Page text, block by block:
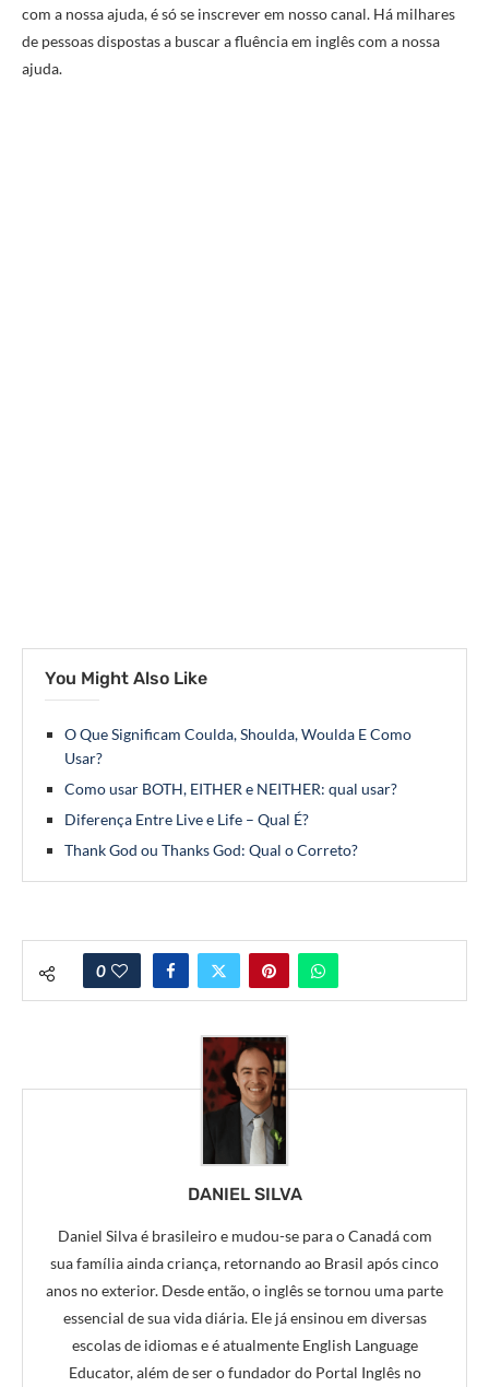
com a nossa ajuda, é só se inscrever em nosso canal. Há milhares
de pessoas dispostas a buscar a fluência em inglês com a nossa
ajuda.
You Might Also Like
O Que Significam Coulda, Shoulda, Woulda E Como
Usar?
Como usar BOTH, EITHER e NEITHER: qual usar?
Diferença Entre Live e Life – Qual É?
Thank God ou Thanks God: Qual o Correto?
0
DANIEL SILVA
Daniel Silva é brasileiro e mudou-se para o Canadá com
sua família ainda criança, retornando ao Brasil após cinco
anos no exterior. Desde então, o inglês se tornou uma parte
essencial de sua vida diária. Ele já ensinou em diversas
escolas de idiomas e é atualmente English Language
Educator, além de ser o fundador do Portal Inglês no